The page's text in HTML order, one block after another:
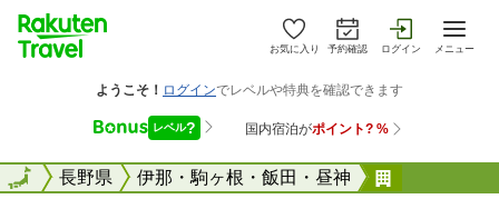
お気に入り 予約確認 ログイン メニュー
全国長野県 伊那・駒ヶ根・飯田・昼神
全国